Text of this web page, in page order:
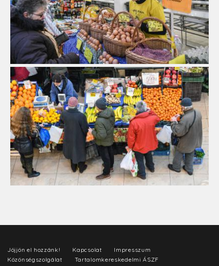
Jöjjön el hozzánk! Kapcsolat
Impresszum
Közönségszolgálat
Tartalomkereskedelmi ÁSZF